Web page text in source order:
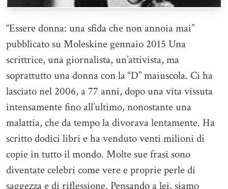
“Essere donna: una sfida che non annoia mai”
pubblicato su Moleskine gennaio 2015 Una
scrittrice, una giornalista, un’attivista, ma
soprattutto una donna con la “D” maiuscola. Ci ha
lasciato nel 2006, a 77 anni, dopo una vita vissuta
intensamente fino all’ultimo, nonostante una
malattia, che da tempo la divorava lentamente. Ha
scritto dodici libri e ha venduto venti milioni di
copie in tutto il mondo. Molte sue frasi sono
diventate celebri come vere e proprie perle di
saggezza e di riflessione. Pensando a lei, siamo